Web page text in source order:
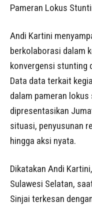
Pameran Lokus
Andi Kartini
berkolaborasi dalam
konvergensi stunting
Data data terkait
dalam pameran
dipresentasikan
situasi, penyusunan
hingga aksi nyata.
Dikatakan Andi
Sulawesi Selatan,
Sinjai terkesan